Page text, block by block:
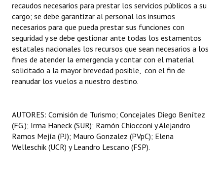
recaudos necesarios para prestar los servicios públicos a su
cargo; se debe garantizar al personal los insumos
necesarios para que pueda prestar sus funciones con
seguridad y se debe gestionar ante todas los estamentos
estatales nacionales los recursos que sean necesarios a los
fines de atender la emergencia y contar con el material
solicitado a la mayor brevedad posible, con el fin de
reanudar los vuelos a nuestro destino.
AUTORES: Comisión de Turismo; Concejales Diego Benítez
(FG.); Irma Haneck (SUR); Ramón Chiocconi y Alejandro
Ramos Mejía (PJ); Mauro Gonzalez (PVpC); Elena
Welleschik (UCR) y Leandro Lescano (FSP).